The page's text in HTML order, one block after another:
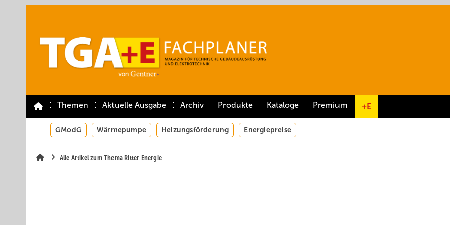
Themen Aktuelle Ausgabe Archiv Produkte Kataloge Premium +E
GModG Wärmepumpe Heizungsförderung Energiepreise
Alle Artikel zum Thema Ritter Energie